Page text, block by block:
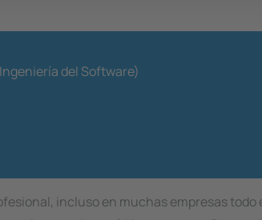
del Software)
incluso en muchas empresas